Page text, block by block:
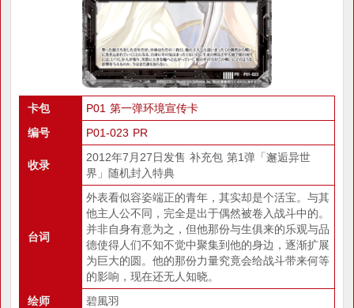
卡包
P01 第一弹环境宣传卡
编号
P01-023 PR
收录
2012年7月27日发售 补充包 第1弹「邂逅异世
界」随机封入特典
台词
外表看似容姿端正的青年，其实却是个活宝。与其
他主人公不同，完全是出于偶然被卷入战斗中的。
并非自身有意为之，但他那份与生俱来的乐观与品
德使得人们不知不觉中聚集到他的身边，逐渐扩展
为巨大的圆。他的那份力量究竟会给战斗带来何等
的影响，现在还无人知晓。
绘师
碧風羽